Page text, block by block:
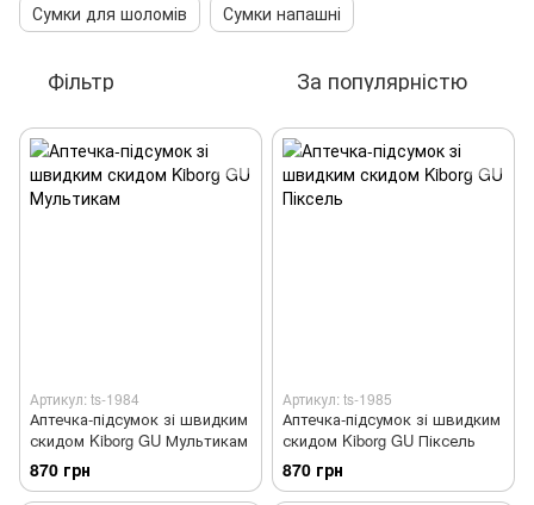
Сумки для шоломів
Сумки напашні
Фільтр За популярністю
Артикул: ts-1984
Аптечка-підсумок зі швидким
скидом Kiborg GU Мультикам
870 грн
Артикул: ts-1985
Аптечка-підсумок зі швидким
скидом Kiborg GU Піксель
870 грн